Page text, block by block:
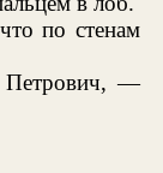
по стенам
—